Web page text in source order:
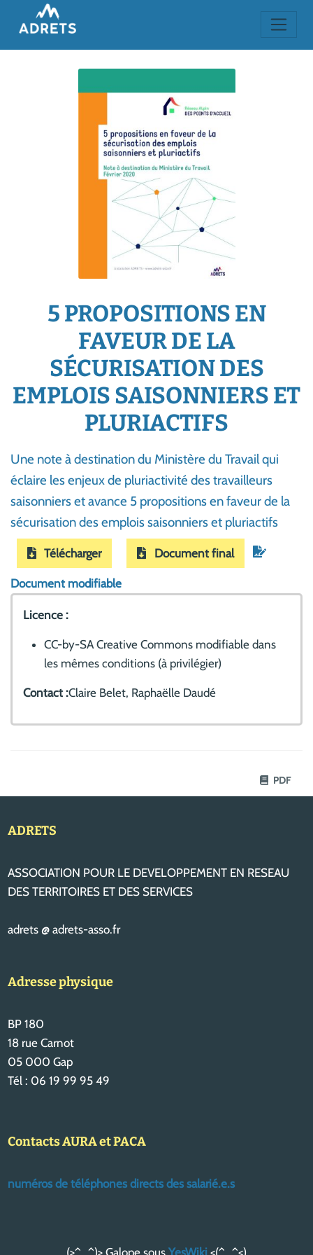
5 PROPOSITIONS EN
FAVEUR DE LA
SÉCURISATION DES
EMPLOIS SAISONNIERS ET
PLURIACTIFS
Une note à destination du Ministère du Travail qui
éclaire les enjeux de pluriactivité des travailleurs
saisonniers et avance 5 propositions en faveur de la
sécurisation des emplois saisonniers et pluriactifs
Télécharger Document final
Document modifiable
Licence :
CC-by-SA Creative Commons modifiable dans
les mêmes conditions (à privilégier)
Contact :Claire Belet, Raphaëlle Daudé
PDF
ADRETS
ASSOCIATION POUR LE DEVELOPPEMENT EN RESEAU
DES TERRITOIRES ET DES SERVICES
adrets @ adrets-asso.fr
Adresse physique
BP 180
18 rue Carnot
05 000 Gap
Tél : 06 19 99 95 49
Contacts AURA et PACA
numéros de téléphones directs des salarié.e.s
(>^_^)> Galope sous YesWiki <(^_^<)